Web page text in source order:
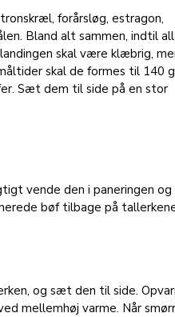
forårsløg, estragon,
Bland alt sammen, indtil
skal være klæbrig,
skal de formes til 140
Sæt dem til side på en stor
vende den i paneringen
bøf tilbage på
og sæt den til side.
mellemhøj varme. Når